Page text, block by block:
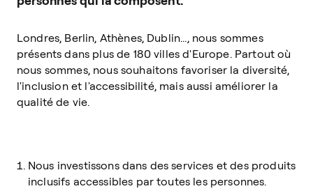
Londres, Berlin, Athènes, Dublin..., nous sommes
présents dans plus de 180 villes d'Europe. Partout où
nous sommes, nous souhaitons favoriser la diversité,
l'inclusion et l'accessibilité, mais aussi améliorer la
qualité de vie.
Nous investissons dans des services et des produits
inclusifs accessibles par toutes les personnes.